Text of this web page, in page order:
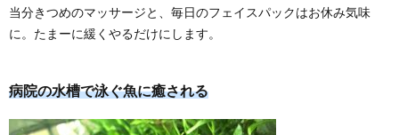
当分きつめのマッサージと、毎日のフェイスパックはお休み気味
に。たまーに緩くやるだけにします。
病院の水槽で泳ぐ魚に癒される